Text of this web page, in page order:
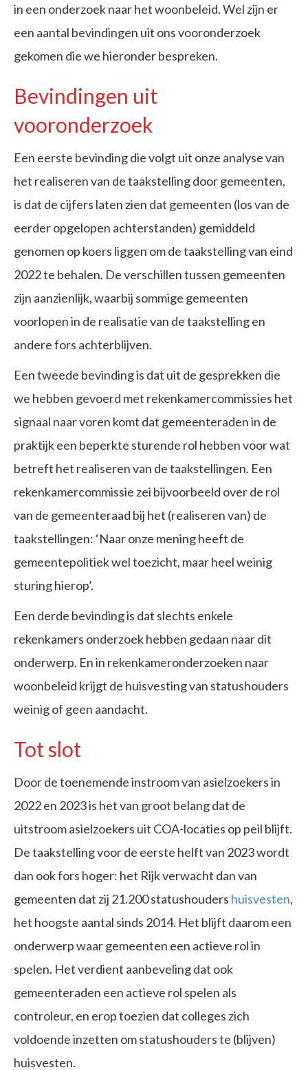
in een onderzoek naar het woonbeleid. Wel zijn er
een aantal bevindingen uit ons vooronderzoek
gekomen die we hieronder bespreken.
Bevindingen uit
vooronderzoek
Een eerste bevinding die volgt uit onze analyse van
het realiseren van de taakstelling door gemeenten,
is dat de cijfers laten zien dat gemeenten (los van de
eerder opgelopen achterstanden) gemiddeld
genomen op koers liggen om de taakstelling van eind
2022 te behalen. De verschillen tussen gemeenten
zijn aanzienlijk, waarbij sommige gemeenten
voorlopen in de realisatie van de taakstelling en
andere fors achterblijven.
Een tweede bevinding is dat uit de gesprekken die
we hebben gevoerd met rekenkamercommissies het
signaal naar voren komt dat gemeenteraden in de
praktijk een beperkte sturende rol hebben voor wat
betreft het realiseren van de taakstellingen. Een
rekenkamercommissie zei bijvoorbeeld over de rol
van de gemeenteraad bij het (realiseren van) de
taakstellingen: ‘Naar onze mening heeft de
gemeentepolitiek wel toezicht, maar heel weinig
sturing hierop’.
Een derde bevinding is dat slechts enkele
rekenkamers onderzoek hebben gedaan naar dit
onderwerp. En in rekenkameronderzoeken naar
woonbeleid krijgt de huisvesting van statushouders
weinig of geen aandacht.
Tot slot
Door de toenemende instroom van asielzoekers in
2022 en 2023 is het van groot belang dat de
uitstroom asielzoekers uit COA-locaties op peil blijft.
De taakstelling voor de eerste helft van 2023 wordt
dan ook fors hoger: het Rijk verwacht dan van
gemeenten dat zij 21.200 statushouders huisvesten,
het hoogste aantal sinds 2014. Het blijft daarom een
onderwerp waar gemeenten een actieve rol in
spelen. Het verdient aanbeveling dat ook
gemeenteraden een actieve rol spelen als
controleur, en erop toezien dat colleges zich
voldoende inzetten om statushouders te (blijven)
huisvesten.